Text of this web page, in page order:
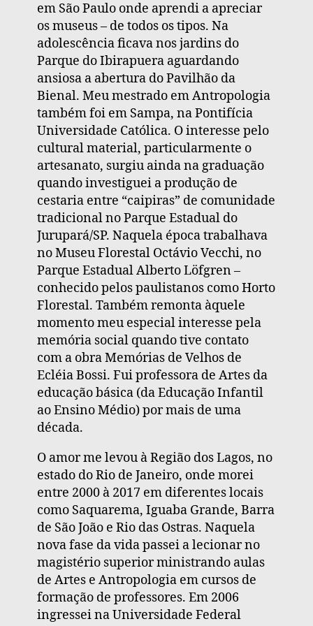
em São Paulo onde aprendi a apreciar
os museus – de todos os tipos. Na
adolescência ficava nos jardins do
Parque do Ibirapuera aguardando
ansiosa a abertura do Pavilhão da
Bienal. Meu mestrado em Antropologia
também foi em Sampa, na Pontifícia
Universidade Católica. O interesse pelo
cultural material, particularmente o
artesanato, surgiu ainda na graduação
quando investiguei a produção de
cestaria entre “caipiras” de comunidade
tradicional no Parque Estadual do
Jurupará/SP. Naquela época trabalhava
no Museu Florestal Octávio Vecchi, no
Parque Estadual Alberto Löfgren –
conhecido pelos paulistanos como Horto
Florestal. Também remonta àquele
momento meu especial interesse pela
memória social quando tive contato
com a obra Memórias de Velhos de
Ecléia Bossi. Fui professora de Artes da
educação básica (da Educação Infantil
ao Ensino Médio) por mais de uma
década.
O amor me levou à Região dos Lagos, no
estado do Rio de Janeiro, onde morei
entre 2000 à 2017 em diferentes locais
como Saquarema, Iguaba Grande, Barra
de São João e Rio das Ostras. Naquela
nova fase da vida passei a lecionar no
magistério superior ministrando aulas
de Artes e Antropologia em cursos de
formação de professores. Em 2006
ingressei na Universidade Federal